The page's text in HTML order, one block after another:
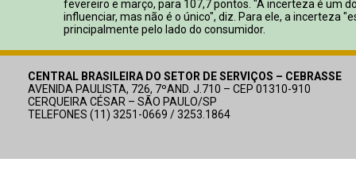
fevereiro e março, para 107,7 pontos. "A incerteza é um
influenciar, mas não é o único", diz. Para ele, a incerteza
principalmente pelo lado do consumidor.
CENTRAL BRASILEIRA DO SETOR DE SERVIÇOS – CEBRASSE
AVENIDA PAULISTA, 726, 7ºAND. J.710 – CEP 01310-910
CERQUEIRA CÉSAR – SÃO PAULO/SP
TELEFONES (11) 3251-0669 / 3253.1864